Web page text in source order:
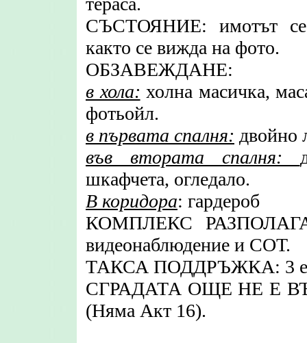
СЪСТОЯНИЕ: имотът се
както се вижда на фото.
ОБЗАВЕЖДАНЕ:
в хола: холна масичка,
фотьойл.
в първата спалня: двойно
във втората спалня:
шкафчета, огледало.
В коридора: гардероб
КОМПЛЕКС РАЗПОЛАГА
видеонаблюдение и СОТ.
ТАКСА ПОДДРЪЖКА: 3
СГРАДАТА ОЩЕ НЕ Е
(Няма Акт 16).